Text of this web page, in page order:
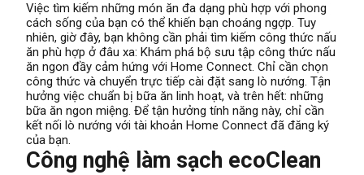
Việc tìm kiếm những món ăn đa dạng phù hợp với phong
cách sống của bạn có thể khiến bạn choáng ngợp. Tuy
nhiên, giờ đây, bạn không cần phải tìm kiếm công thức nấu
ăn phù hợp ở đâu xa: Khám phá bộ sưu tập công thức nấu
ăn ngon đầy cảm hứng với Home Connect. Chỉ cần chọn
công thức và chuyển trực tiếp cài đặt sang lò nướng. Tận
hưởng việc chuẩn bị bữa ăn linh hoạt, và trên hết: những
bữa ăn ngon miệng. Để tận hưởng tính năng này, chỉ cần
kết nối lò nướng với tài khoản Home Connect đã đăng ký
của bạn.
Công nghệ làm sạch ecoClean